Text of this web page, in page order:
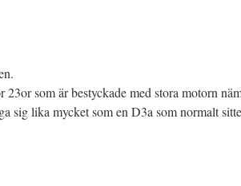
som är bestyckade med stora motorn
sig lika mycket som en D3a som normalt